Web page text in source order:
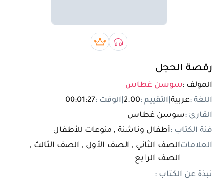
مستخدم جديد
صوتي bookبريميوم book
رقصة الحجل
المؤلف :سوسن غطاس
اللغة :عربية التقييم :2.00 الوقت :00:01:27
القارئ :سوسن غطاس
فئة الكتاب :أطفال وناشئة , منوعات للأطفال
العلاماتالصف الثاني , الصف الأول , الصف الثالث ,
الصف الرابع
نبذة عن الكتاب :